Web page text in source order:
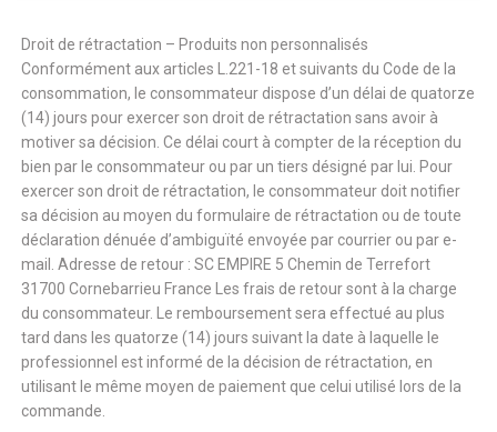
Droit de rétractation – Produits non personnalisés
Conformément aux articles L.221-18 et suivants du Code de la
consommation, le consommateur dispose d’un délai de quatorze
(14) jours pour exercer son droit de rétractation sans avoir à
motiver sa décision. Ce délai court à compter de la réception du
bien par le consommateur ou par un tiers désigné par lui. Pour
exercer son droit de rétractation, le consommateur doit notifier
sa décision au moyen du formulaire de rétractation ou de toute
déclaration dénuée d’ambiguïté envoyée par courrier ou par e-
mail. Adresse de retour : SC EMPIRE 5 Chemin de Terrefort
31700 Cornebarrieu France Les frais de retour sont à la charge
du consommateur. Le remboursement sera effectué au plus
tard dans les quatorze (14) jours suivant la date à laquelle le
professionnel est informé de la décision de rétractation, en
utilisant le même moyen de paiement que celui utilisé lors de la
commande.